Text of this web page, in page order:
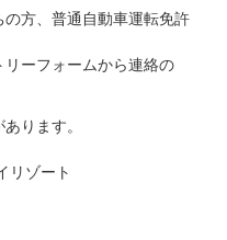
方、普通自動車運転免許
ーフォームから連絡の
ります。
リゾート